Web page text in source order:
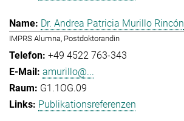
Dr. Andrea Patricia Murillo Rincón
IMPRS Alumna, Postdoktorandin
+49 4522 763-343
amurillo@...
G1.1OG.09
Publikationsreferenzen